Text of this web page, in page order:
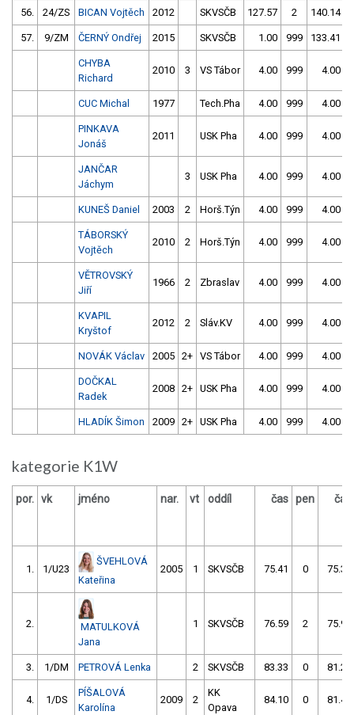
56. 24/ZS BICAN Vojtěch 2012 SKVSČB 127.57 2 140.14
57. 9/ZM ČERNÝ Ondřej 2015 SKVSČB 1.00 999 133.41
CHYBA
Richard
2010 3 VS Tábor 4.00 999 4.00
CUC Michal 1977 Tech.Pha 4.00 999 4.00
PINKAVA
Jonáš
2011 USK Pha 4.00 999 4.00
JANČAR
Jáchym
3 USK Pha 4.00 999 4.00
KUNEŠ Daniel 2003 2 Horš.Týn 4.00 999 4.00
TÁBORSKÝ
Vojtěch
2010 2 Horš.Týn 4.00 999 4.00
VĚTROVSKÝ
Jiří
1966 2 Zbraslav 4.00 999 4.00
KVAPIL
Kryštof
2012 2 Sláv.KV 4.00 999 4.00
NOVÁK Václav 2005 2+ VS Tábor 4.00 999 4.00
DOČKAL
Radek
2008 2+ USK Pha 4.00 999 4.00
HLADÍK Šimon 2009 2+ USK Pha 4.00 999 4.00
kategorie K1W
por. vk jméno nar. vt oddíl čas pen čas
1. 1/U23
ŠVEHLOVÁ
Kateřina
2005 1 SKVSČB 75.41 0 75.32
2.
MATULKOVÁ
Jana
1 SKVSČB 76.59 2 75.99
3. 1/DM PETROVÁ Lenka 2 SKVSČB 83.33 0 81.22
4. 1/DS
PÍŠALOVÁ
Karolína
2009 2
KK
Opava
84.10 0 81.46